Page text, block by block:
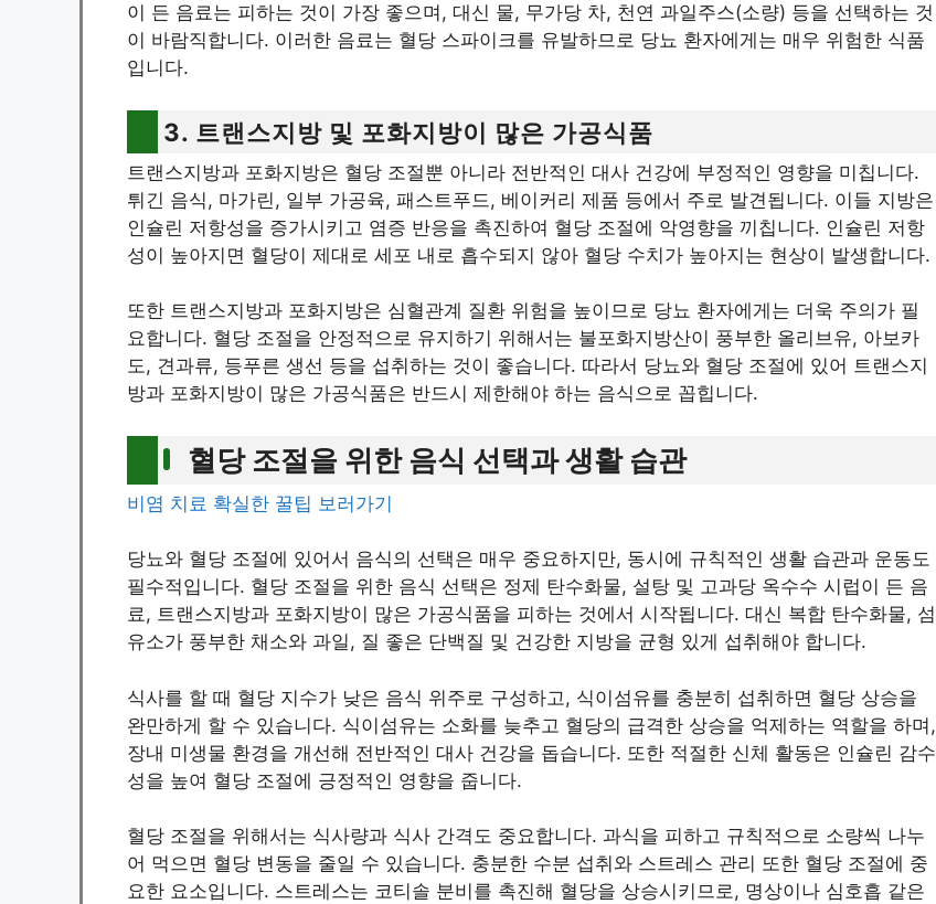
이 든 음료는 피하는 것이 가장 좋으며, 대신 물, 무가당 차, 천연 과일주스(소량) 등을 선택하는 것
이 바람직합니다. 이러한 음료는 혈당 스파이크를 유발하므로 당뇨 환자에게는 매우 위험한 식품
입니다.
3. 트랜스지방 및 포화지방이 많은 가공식품
트랜스지방과 포화지방은 혈당 조절뿐 아니라 전반적인 대사 건강에 부정적인 영향을 미칩니다.
튀긴 음식, 마가린, 일부 가공육, 패스트푸드, 베이커리 제품 등에서 주로 발견됩니다. 이들 지방은
인슐린 저항성을 증가시키고 염증 반응을 촉진하여 혈당 조절에 악영향을 끼칩니다. 인슐린 저항
성이 높아지면 혈당이 제대로 세포 내로 흡수되지 않아 혈당 수치가 높아지는 현상이 발생합니다.
또한 트랜스지방과 포화지방은 심혈관계 질환 위험을 높이므로 당뇨 환자에게는 더욱 주의가 필
요합니다. 혈당 조절을 안정적으로 유지하기 위해서는 불포화지방산이 풍부한 올리브유, 아보카
도, 견과류, 등푸른 생선 등을 섭취하는 것이 좋습니다. 따라서 당뇨와 혈당 조절에 있어 트랜스지
방과 포화지방이 많은 가공식품은 반드시 제한해야 하는 음식으로 꼽힙니다.
혈당 조절을 위한 음식 선택과 생활 습관
비염 치료 확실한 꿀팁 보러가기
당뇨와 혈당 조절에 있어서 음식의 선택은 매우 중요하지만, 동시에 규칙적인 생활 습관과 운동도
필수적입니다. 혈당 조절을 위한 음식 선택은 정제 탄수화물, 설탕 및 고과당 옥수수 시럽이 든 음
료, 트랜스지방과 포화지방이 많은 가공식품을 피하는 것에서 시작됩니다. 대신 복합 탄수화물, 섬
유소가 풍부한 채소와 과일, 질 좋은 단백질 및 건강한 지방을 균형 있게 섭취해야 합니다.
식사를 할 때 혈당 지수가 낮은 음식 위주로 구성하고, 식이섬유를 충분히 섭취하면 혈당 상승을
완만하게 할 수 있습니다. 식이섬유는 소화를 늦추고 혈당의 급격한 상승을 억제하는 역할을 하며,
장내 미생물 환경을 개선해 전반적인 대사 건강을 돕습니다. 또한 적절한 신체 활동은 인슐린 감수
성을 높여 혈당 조절에 긍정적인 영향을 줍니다.
혈당 조절을 위해서는 식사량과 식사 간격도 중요합니다. 과식을 피하고 규칙적으로 소량씩 나누
어 먹으면 혈당 변동을 줄일 수 있습니다. 충분한 수분 섭취와 스트레스 관리 또한 혈당 조절에 중
요한 요소입니다. 스트레스는 코티솔 분비를 촉진해 혈당을 상승시키므로, 명상이나 심호흡 같은